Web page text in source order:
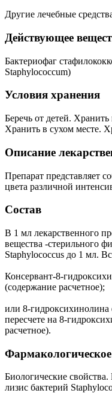
Другие лечебные
Действующее
Бактериофаг
Staphylococcum)
Условия хранения
Беречь от детей.
Хранить в сухом месте.
Описание
Препарат представляет
цвета различной
Состав
В 1 мл лекарственного
вещества -стерильного
Staphylococcus до 1 мл.
Консервант-8-
(содержание расчетное);
или 8-гидроксихинолина
пересчете на 8-
расчетное).
Фармакологическое
Биологические
лизис бактерий